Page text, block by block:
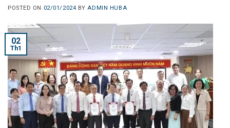
POSTED ON 02/01/2024 BYADMIN HUBA
02
Th1